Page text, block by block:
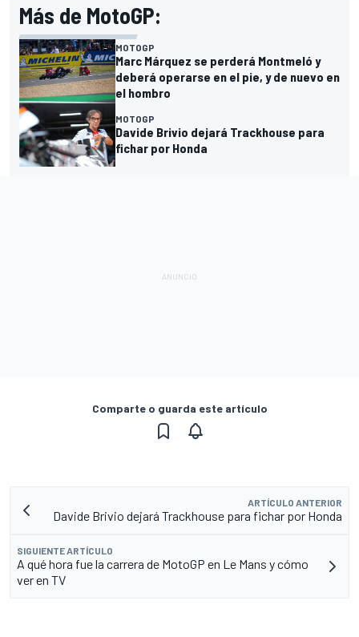
Más de MotoGP:
MOTOGP
Marc Márquez se perderá Montmeló y
deberá operarse en el pie, y de nuevo en
el hombro
MOTOGP
Davide Brivio dejará Trackhouse para
fichar por Honda
Comparte o guarda este artículo
ARTÍCULO ANTERIOR
Davide Brivio dejará Trackhouse para fichar por Honda
SIGUIENTE ARTÍCULO
A qué hora fue la carrera de MotoGP en Le Mans y cómo
ver en TV